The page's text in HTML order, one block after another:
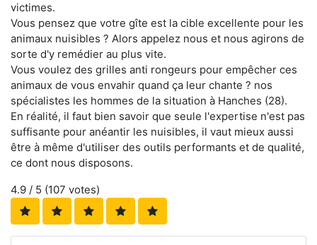
victimes.
Vous pensez que votre gîte est la cible excellente pour les
animaux nuisibles ? Alors appelez nous et nous agirons de
sorte d'y remédier au plus vite.
Vous voulez des grilles anti rongeurs pour empêcher ces
animaux de vous envahir quand ça leur chante ? nos
spécialistes les hommes de la situation à Hanches (28).
En réalité, il faut bien savoir que seule l'expertise n'est pas
suffisante pour anéantir les nuisibles, il vaut mieux aussi
être à même d'utiliser des outils performants et de qualité,
ce dont nous disposons.
4.9 / 5 (107 votes)